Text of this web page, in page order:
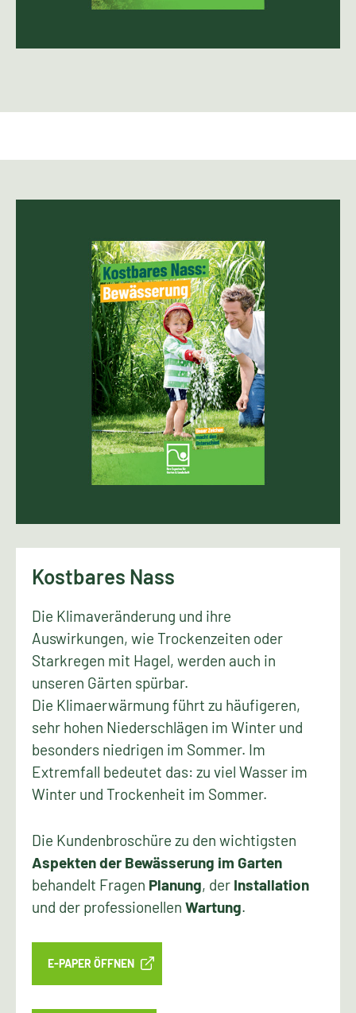
Kostbares Nass
Die Klimaveränderung und ihre
Auswirkungen, wie Trockenzeiten oder
Starkregen mit Hagel, werden auch in
unseren Gärten spürbar.
Die Klimaerwärmung führt zu häufigeren,
sehr hohen Niederschlägen im Winter und
besonders niedrigen im Sommer. Im
Extremfall bedeutet das: zu viel Wasser im
Winter und Trockenheit im Sommer.
Die Kundenbroschüre zu den wichtigsten
Aspekten der Bewässerung im Garten
behandelt Fragen Planung, der Installation
und der professionellen Wartung.
E-PAPER ÖFFNEN